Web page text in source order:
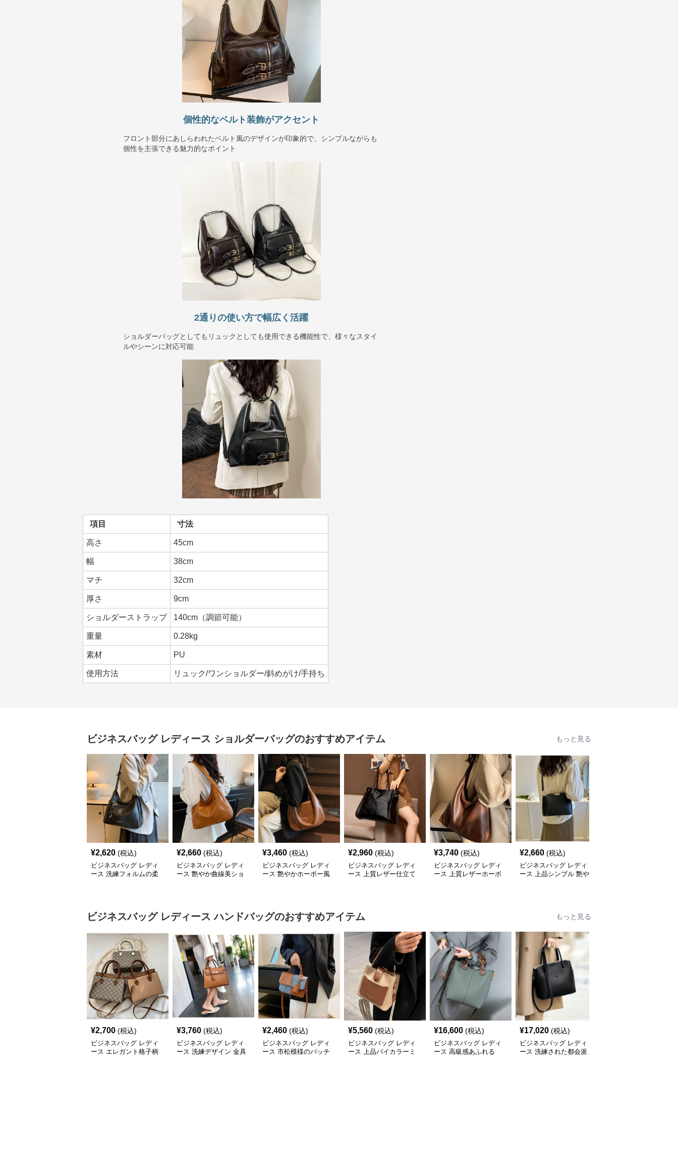
個性的なベルト装飾がアクセント
フロント部分にあしらわれたベルト風のデザインが印象的で、シンプルながらも
個性を主張できる魅力的なポイント
2通りの使い方で幅広く活躍
ショルダーバッグとしてもリュックとしても使用できる機能性で、様々なスタイ
ルやシーンに対応可能
項目 寸法
高さ 45cm
幅 38cm
マチ 32cm
厚さ 9cm
ショルダーストラップ 140cm（調節可能）
重量 0.28kg
素材 PU
使用方法 リュック/ワンショルダー/斜めがけ/手持ち
ビジネスバッグ レディース ショルダーバッグのおすすめアイテム もっと見る
¥2,620 (税込)
ビジネスバッグ レディ
ース 洗練フォルムの柔
¥2,660 (税込)
ビジネスバッグ レディ
ース 艶やか曲線美ショ
¥3,460 (税込)
ビジネスバッグ レディ
ース 艶やかホーボー風
¥2,960 (税込)
ビジネスバッグ レディ
ース 上質レザー仕立て
¥3,740 (税込)
ビジネスバッグ レディ
ース 上質レザーホーボ
¥2,660 (税込)
ビジネスバッグ レディ
ース 上品シンプル 艶や
ビジネスバッグ レディース ハンドバッグのおすすめアイテム もっと見る
¥2,700 (税込)
ビジネスバッグ レディ
ース エレガント格子柄
¥3,760 (税込)
ビジネスバッグ レディ
ース 洗練デザイン 金具
¥2,460 (税込)
ビジネスバッグ レディ
ース 市松模様のパッチ
¥5,560 (税込)
ビジネスバッグ レディ
ース 上品バイカラーミ
¥16,600 (税込)
ビジネスバッグ レディ
ース 高級感あふれる
¥17,020 (税込)
ビジネスバッグ レディ
ース 洗練された都会派